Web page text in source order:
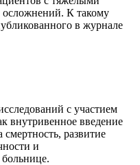
осложнений. К такому
в журнале
с участием
внутривенное введение
развитие
и